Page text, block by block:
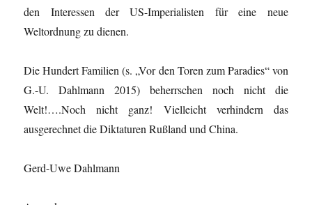
den Interessen der US-Imperialisten für eine neue
Weltordnung zu dienen.
Die Hundert Familien (s. „Vor den Toren zum Paradies“ von
G.-U. Dahlmann 2015) beherrschen noch nicht die
Welt!….Noch nicht ganz! Vielleicht verhindern das
ausgerechnet die Diktaturen Rußland und China.
Gerd-Uwe Dahlmann